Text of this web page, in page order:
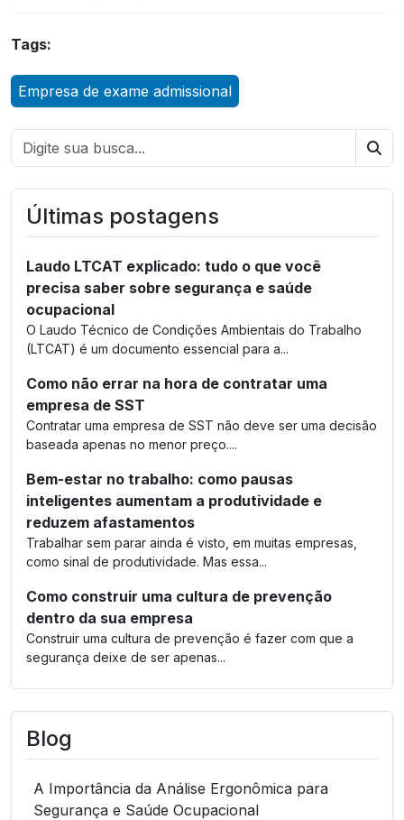
Tags:
Empresa de exame admissional
Últimas postagens
Laudo LTCAT explicado: tudo o que você
precisa saber sobre segurança e saúde
ocupacional
O Laudo Técnico de Condições Ambientais do Trabalho
(LTCAT) é um documento essencial para a...
Como não errar na hora de contratar uma
empresa de SST
Contratar uma empresa de SST não deve ser uma decisão
baseada apenas no menor preço....
Bem-estar no trabalho: como pausas
inteligentes aumentam a produtividade e
reduzem afastamentos
Trabalhar sem parar ainda é visto, em muitas empresas,
como sinal de produtividade. Mas essa...
Como construir uma cultura de prevenção
dentro da sua empresa
Construir uma cultura de prevenção é fazer com que a
segurança deixe de ser apenas...
Blog
A Importância da Análise Ergonômica para
Segurança e Saúde Ocupacional